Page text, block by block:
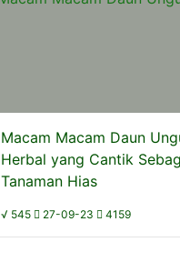
Macam Macam Daun
Herbal yang Cantik
Tanaman Hias
√ 545 27-09-23 4159